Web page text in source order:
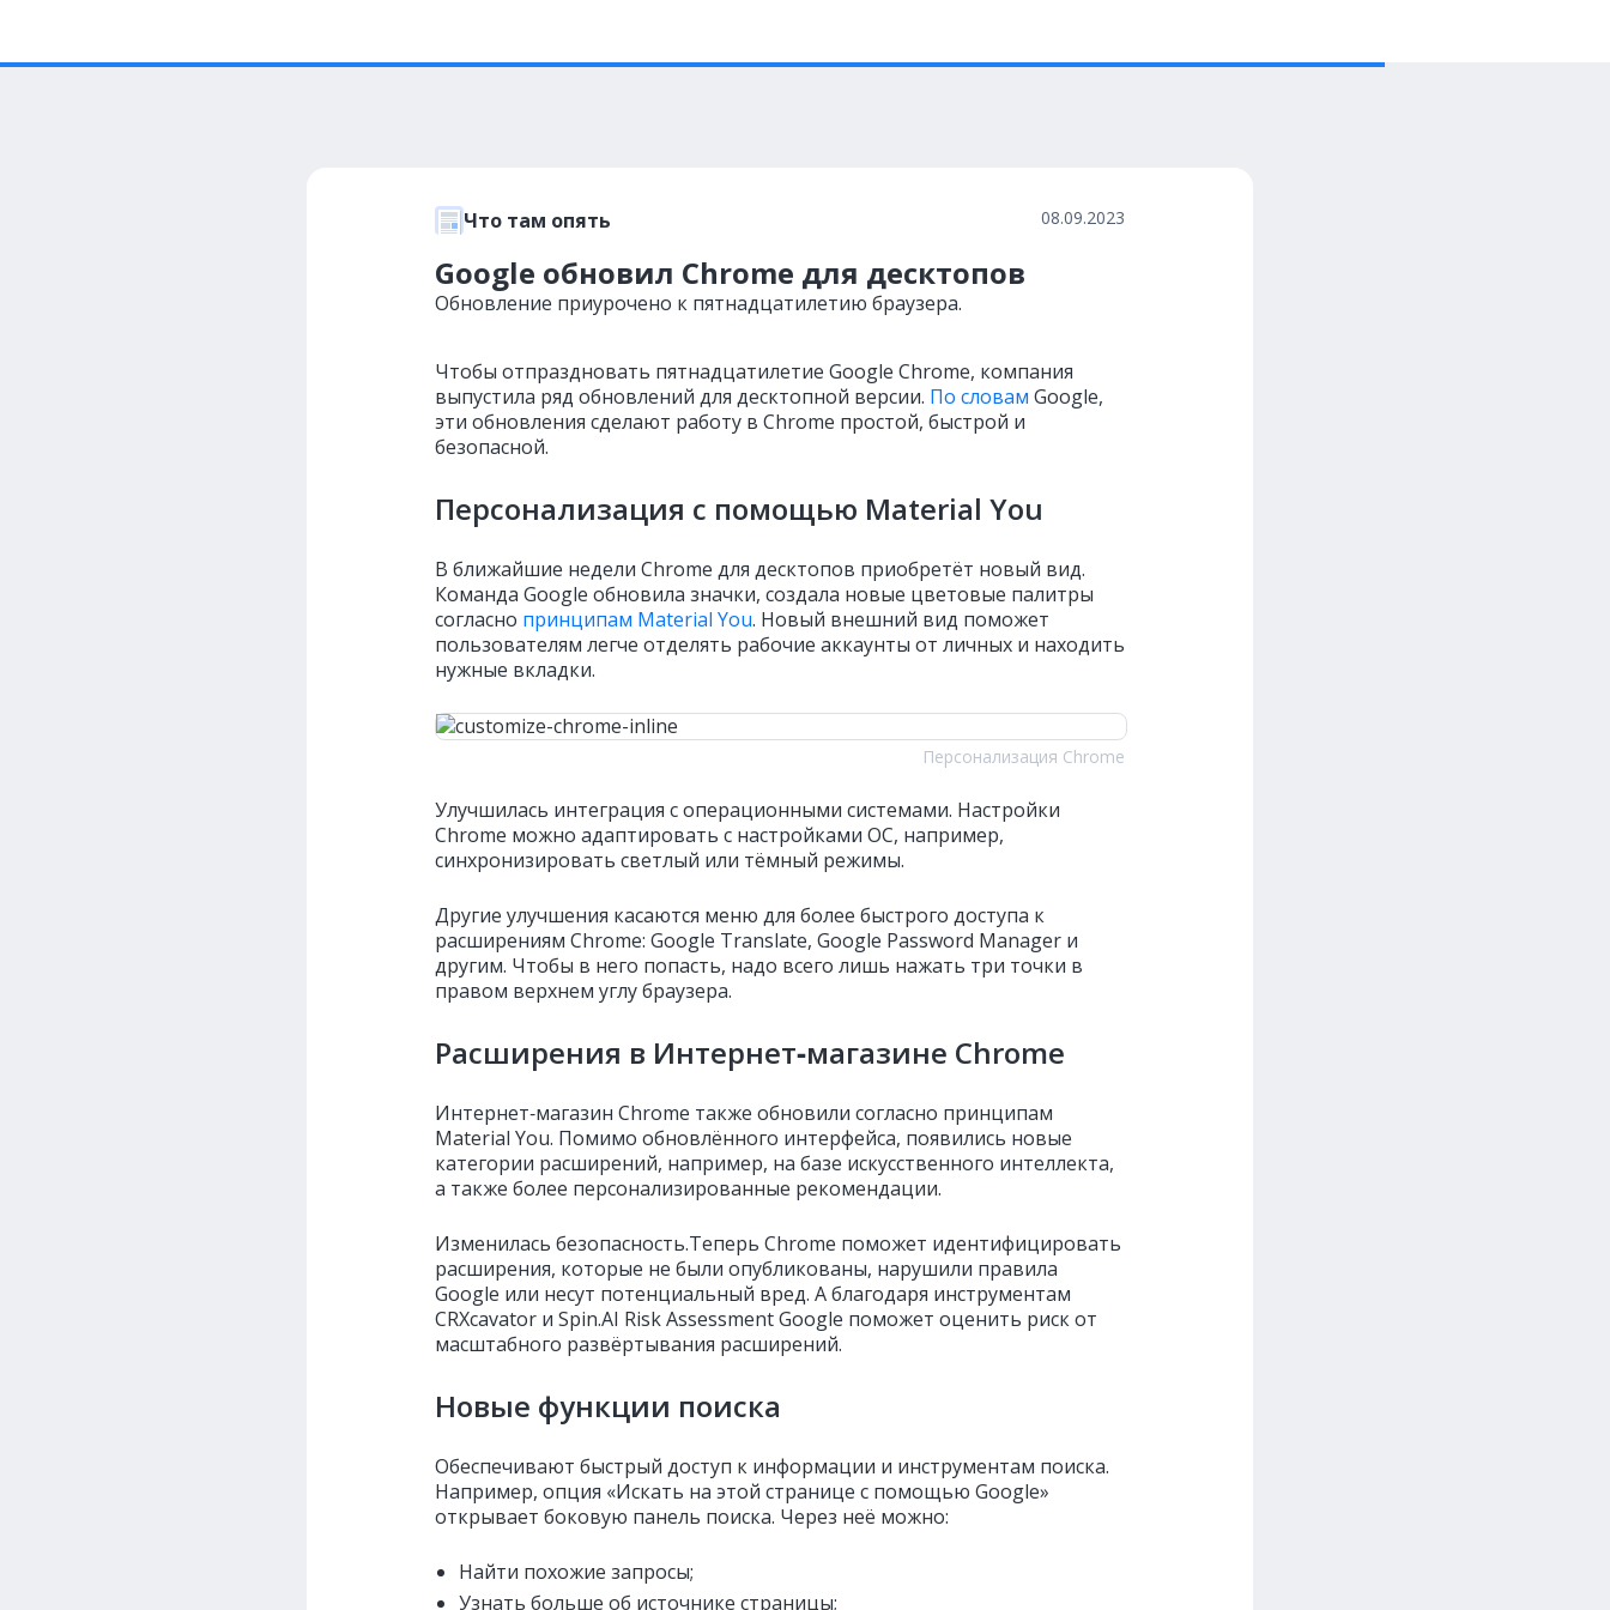
Что там опять 08.09.2023
Google обновил Chrome для десктопов
Обновление приурочено к пятнадцатилетию браузера.
Чтобы отпраздновать пятнадцатилетие Google Chrome, компания
выпустила ряд обновлений для десктопной версии. По словам Google,
эти обновления сделают работу в Chrome простой, быстрой и
безопасной.
Персонализация с помощью Material You
В ближайшие недели Chrome для десктопов приобретёт новый вид.
Команда Google обновила значки, создала новые цветовые палитры
согласно принципам Material You. Новый внешний вид поможет
пользователям легче отделять рабочие аккаунты от личных и находить
нужные вкладки.
Персонализация Chrome
Улучшилась интеграция с операционными системами. Настройки
Chrome можно адаптировать с настройками ОС, например,
синхронизировать светлый или тёмный режимы.
Другие улучшения касаются меню для более быстрого доступа к
расширениям Chrome: Google Translate, Google Password Manager и
другим. Чтобы в него попасть, надо всего лишь нажать три точки в
правом верхнем углу браузера.
Расширения в Интернет‑магазине Chrome
Интернет‑магазин Chrome также обновили согласно принципам
Material You. Помимо обновлённого интерфейса, появились новые
категории расширений, например, на базе искусственного интеллекта,
а также более персонализированные рекомендации.
Изменилась безопасность.Теперь Chrome поможет идентифицировать
расширения, которые не были опубликованы, нарушили правила
Google или несут потенциальный вред. А благодаря инструментам
CRXcavator и Spin.AI Risk Assessment Google поможет оценить риск от
масштабного развёртывания расширений.
Новые функции поиска
Обеспечивают быстрый доступ к информации и инструментам поиска.
Например, опция «Искать на этой странице с помощью Google»
открывает боковую панель поиска. Через неё можно:
Найти похожие запросы;
Узнать больше об источнике страницы;